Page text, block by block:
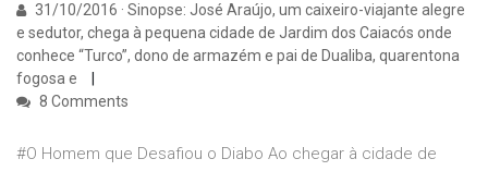
31/10/2016 · Sinopse: José Araújo, um caixeiro-viajante alegre
e sedutor, chega à pequena cidade de Jardim dos Caiacós onde
conhece “Turco”, dono de armazém e pai de Dualiba, quarentona
fogosa e
8 Comments
#O Homem que Desafiou o Diabo Ao chegar à cidade de